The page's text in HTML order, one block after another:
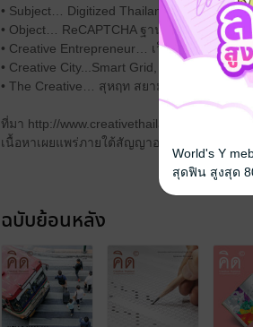
• Subject… Digitized Thailand เมื่อเทคโนโล
• Object… ReCAPTCHA ฐานข้อมูลดิจิทัลที่สร้
• Creative Entrepreneur… เว็บการตลาดออน
• Creative City...Smart Grid, Smart City สู่เ
• The Creative… สุหฤท สยามวาลา “พ่อมดด
ที่มา http://www.creativethailand.org/th/
เนื้อหาเผยแพร่ภายใต้สัญญาอนุญาต ครีเอทีฟ
ฉบับย้อนหลัง
World's Y
สุดฟิน สูงสุด